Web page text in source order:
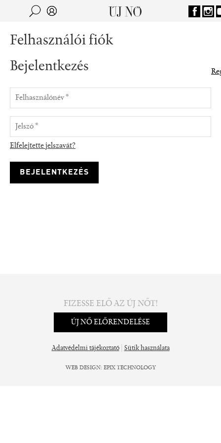
Jump to navigation
Keresés
Felhasználói fiók
Bejelentkezés
Elfelejtette jelszavát?
FIZESSE ELŐ AZ ÚJ NŐT!
ÚJ NŐ ELŐRENDELÉSE
Adatvédelmi tájékoztató| Sütik használata
WEB DESIGN: EPIX TECHNOLOGY